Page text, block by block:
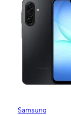
Samsung